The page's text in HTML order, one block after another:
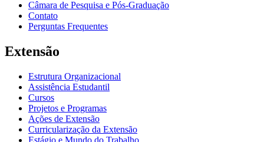
Câmara de Pesquisa e Pós-Graduação
Contato
Perguntas Frequentes
Extensão
Estrutura Organizacional
Assistência Estudantil
Cursos
Projetos e Programas
Ações de Extensão
Curricularização da Extensão
Estágio e Mundo do Trabalho